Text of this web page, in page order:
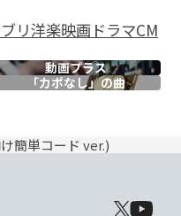
リ洋楽映画ドラマCM
動画プラス
「カポなし」の曲
簡単コード ver.)